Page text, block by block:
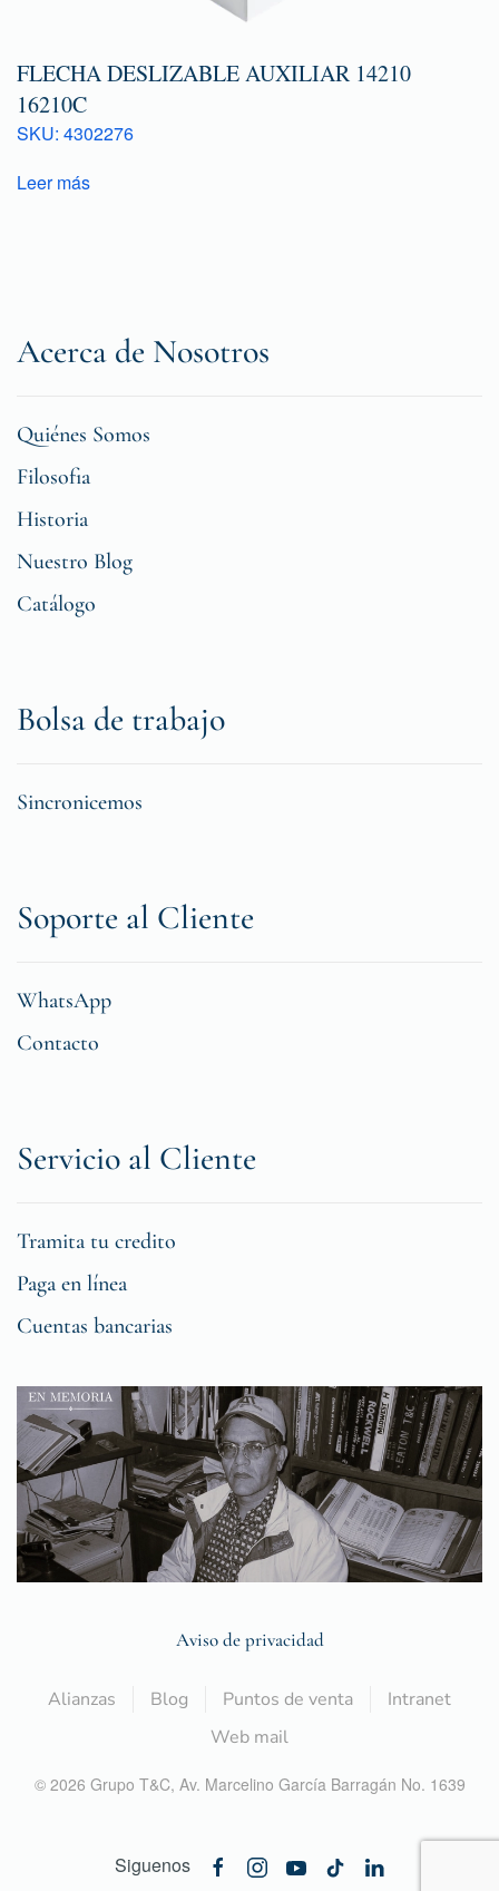
FLECHA DESLIZABLE AUXILIAR 14210
16210C
SKU: 4302276
Leer más
Acerca de Nosotros
Quiénes Somos
Filosofia
Historia
Nuestro Blog
Catálogo
Bolsa de trabajo
Sincronicemos
Soporte al Cliente
WhatsApp
Contacto
Servicio al Cliente
Tramita tu credito
Paga en línea
Cuentas bancarias
Aviso de privacidad
Alianzas Blog Puntos de venta
Intranet
Web mail
© 2026 Grupo T&C, Av. Marcelino García Barragán No. 1639
Siguenos